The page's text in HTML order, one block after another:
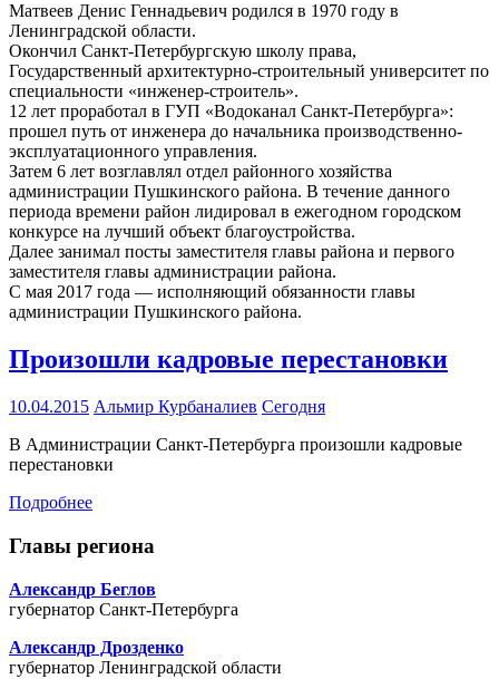
Матвеев Денис Геннадьевич родился в 1970 году в
Ленинградской области.
Окончил Санкт-Петербургскую школу права,
Государственный архитектурно-строительный университет по
специальности «инженер-строитель».
12 лет проработал в ГУП «Водоканал Санкт-Петербурга»:
прошел путь от инженера до начальника производственно-
эксплуатационного управления.
Затем 6 лет возглавлял отдел районного хозяйства
администрации Пушкинского района. В течение данного
периода времени район лидировал в ежегодном городском
конкурсе на лучший объект благоустройства.
Далее занимал посты заместителя главы района и первого
заместителя главы администрации района.
С мая 2017 года — исполняющий обязанности главы
администрации Пушкинского района.
Произошли кадровые перестановки
10.04.2015 Альмир Курбаналиев Сегодня
В Администрации Санкт-Петербурга произошли кадровые
перестановки
Подробнее
Главы региона
Александр Беглов
губернатор Санкт-Петербурга
Александр Дрозденко
губернатор Ленинградской области